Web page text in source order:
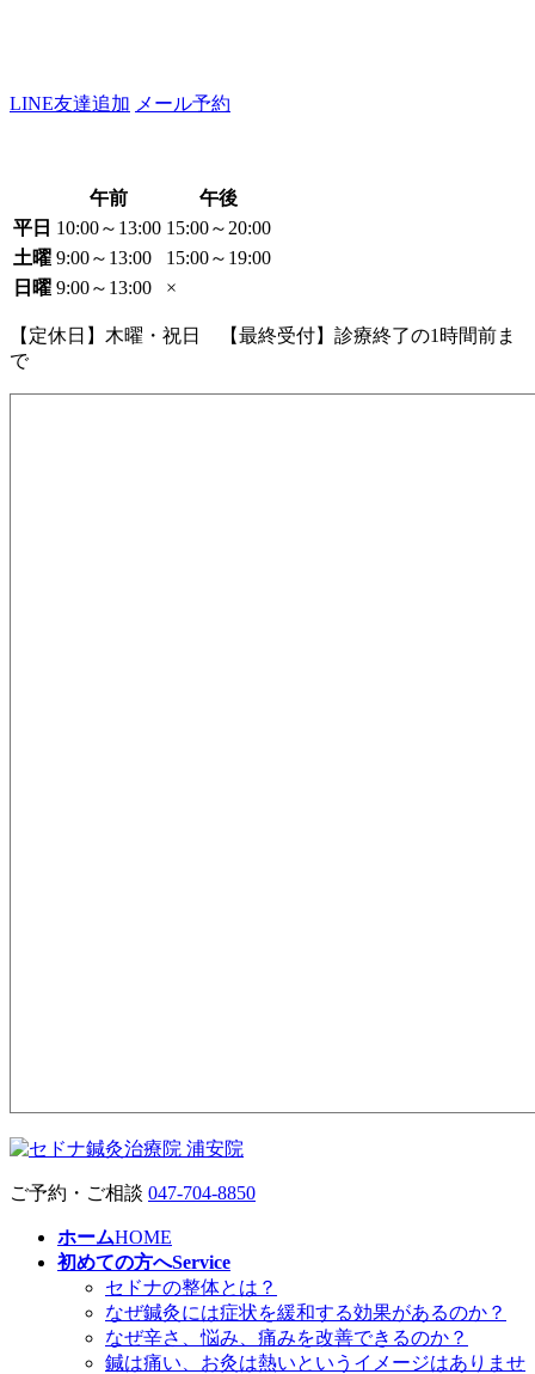
LINE友達追加 メール予約
午前
午後
平日 10:00～13:00 15:00～20:00
土曜 9:00～13:00
15:00～19:00
日曜 9:00～13:00 ×
【定休日】木曜・祝日 【最終受付】診療終了の1時間前ま
で
ご予約・ご相談 047-704-8850
ホームHOME
初めての方へService
セドナの整体とは？
なぜ鍼灸には症状を緩和する効果があるのか？
なぜ辛さ、悩み、痛みを改善できるのか？
鍼は痛い、お灸は熱いというイメージはありませ